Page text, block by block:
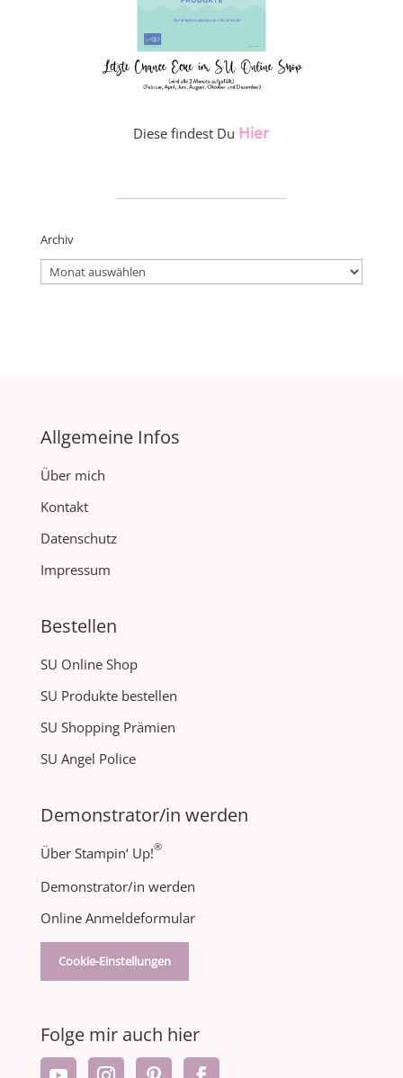
Diese findest Du Hier
Archiv
Archiv
Allgemeine Infos
Über mich
Kontakt
Datenschutz
Impressum
Bestellen
SU Online Shop
SU Produkte bestellen
SU Shopping Prämien
SU Angel Police
Demonstrator/in werden
Über Stampin‘ Up!®
Demonstrator/in werden
Online Anmeldeformular
Cookie-Einstellungen
Folge mir auch hier